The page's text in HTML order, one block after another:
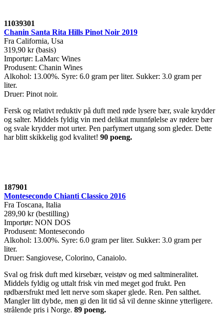
11039301
Chanin Santa Rita Hills Pinot Noir 2019
Fra California, Usa
319,90 kr (basis)
Importør: LaMarc Wines
Produsent: Chanin Wines
Alkohol: 13.00%. Syre: 6.0 gram per liter. Sukker: 3.0 gram per
liter.
Druer: Pinot noir.
Fersk og relativt reduktiv på duft med røde lysere bær, svale krydder
og salter. Middels fyldig vin med delikat munnfølelse av rødere bær
og svale krydder mot urter. Pen parfymert utgang som gleder. Dette
har blitt skikkelig god kvalitet! 90 poeng.
187901
Montesecondo Chianti Classico 2016
Fra Toscana, Italia
289,90 kr (bestilling)
Importør: NON DOS
Produsent: Montesecondo
Alkohol: 13.00%. Syre: 6.0 gram per liter. Sukker: 3.0 gram per
liter.
Druer: Sangiovese, Colorino, Canaiolo.
Sval og frisk duft med kirsebær, veistøv og med saltmineralitet.
Middels fyldig og uttalt frisk vin med meget god frukt. Pen
rødbærsfrukt med lett nerve som skaper glede. Ren. Pen salthet.
Mangler litt dybde, men gi den lit tid så vil denne skinne ytterligere.
strålende pris i Norge. 89 poeng.